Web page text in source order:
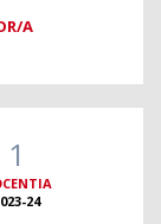
A
1
24